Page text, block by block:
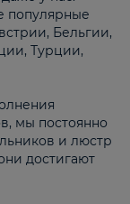
популярные
Бельгии,
Турции,
мы постоянно
и люстр
достигают